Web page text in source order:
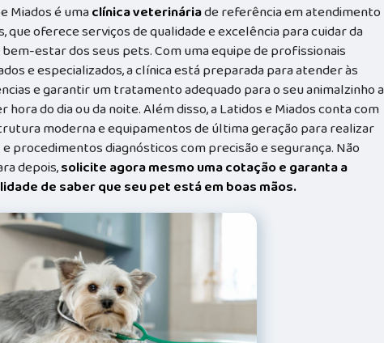
Miados é umaclínica veterináriade referência em atendimento
que oferece serviços de qualidade e excelência para cuidar da
bem-estar dos seus pets. Com uma equipe de profissionais
e especializados, a clínica está preparada para atender às
e garantir um tratamento adequado para o seu animalzinho a
hora do dia ou da noite. Além disso, a Latidos e Miados conta com
moderna e equipamentos de última geração para realizar
procedimentos diagnósticos com precisão e segurança. Não
depois,solicite agora mesmo uma cotação e garanta a
de saber que seu pet está em boas mãos.